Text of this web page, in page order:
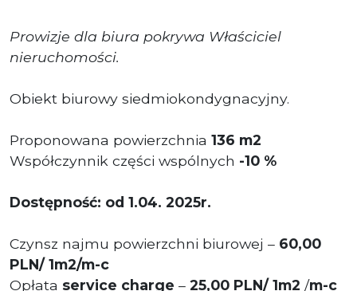
Prowizje dla biura pokrywa Właściciel
nieruchomości.
Obiekt biurowy siedmiokondygnacyjny.
Proponowana powierzchnia 136 m2
Współczynnik części wspólnych -10 %
Dostępność: od 1.04. 2025r.
Czynsz najmu powierzchni biurowej – 60,00
PLN/ 1m2/m-c
Opłata service charge – 25,00 PLN/ 1m2 /m-c